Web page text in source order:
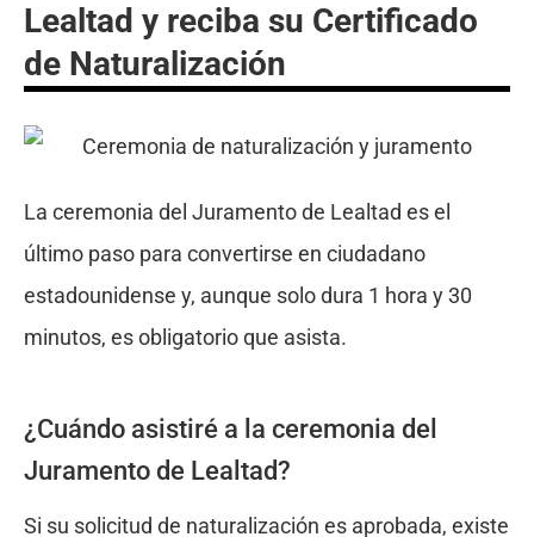
Lealtad y reciba su Certificado
de Naturalización
La ceremonia del Juramento de Lealtad es el
último paso para convertirse en ciudadano
estadounidense y, aunque solo dura 1 hora y 30
minutos, es obligatorio que asista.
¿Cuándo asistiré a la ceremonia del
Juramento de Lealtad?
Si su solicitud de naturalización es aprobada, existe